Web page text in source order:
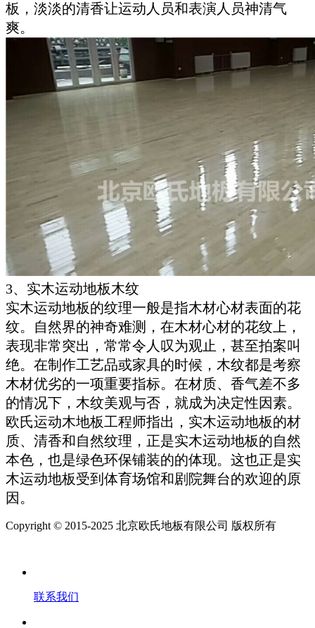
板，淡淡的清香让运动人员和表演人员神清气
爽。
3、实木运动地板木纹
实木运动地板的纹理一般是指木材心材表面的花
纹。自然界的神奇难测，在木材心材的花纹上，
表现非常突出，常常令人叹为观止，甚至拍案叫
绝。在制作工艺品或家具的时候，木纹都是考察
木材优劣的一项重要指标。在材质、香气差不多
的情况下，木纹美观与否，就成为决定性因素。
欧氏运动木地板工程师指出，实木运动地板的材
质、清香和自然纹理，正是实木运动地板的自然
本色，也是绿色环保铺装的的体现。这也正是实
木运动地板受到体育场馆和剧院舞台的欢迎的原
因。
Copyright © 2015-2025 北京欧氏地板有限公司 版权所有
联系我们